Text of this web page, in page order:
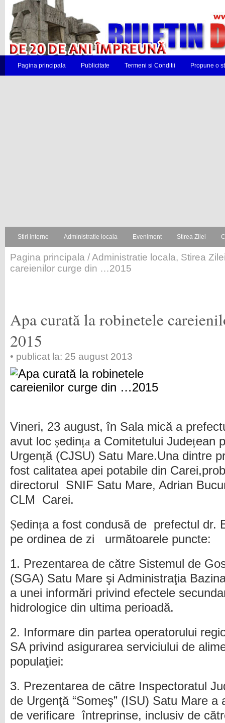
Pagina principala Publicitate Termeni si Conditii Propune o
Stiri interne Administratie locala Eveniment Stirea Zilei
Pagina principala /Administratie locala, Stirea
careienilor curge din …2015
Apa curată la robinetele
2015
• publicat la: 25 august 2013
Vineri, 23 august, în Sala mică a
avut loc ședința a Comitetului Județean
Urgență (CJSU) Satu Mare.Una dintre
fost calitatea apei potabile din
directorul
SNIF Satu Mare, Adrian
CLM
Carei.
Ședința a fost condusă de prefectul dr.
pe ordinea de zi
următoarele puncte:
1. Prezentarea de către Sistemul de
(SGA) Satu Mare şi Administraţia
a unei informări privind efectele
hidrologice din ultima perioadă.
2. Informare din partea operatorului
SA privind asigurarea serviciului de
populaţiei:
3. Prezentarea de către Inspectoratul
de Urgenţă “Someş” (ISU) Satu Mare a
de verificare întreprinse, inclusiv de